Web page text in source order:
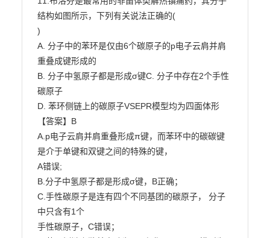
结构如图所示，下列有关说法正确的(
)
A. 分子中的苯环是仅由6个碳原子的p电子云肩并肩
重叠成键形成的
B. 分子中氢原子都是形成σ键C. 分子中存在2个手性
碳原子
D. 苯环侧链上的碳原子VSEPR模型均为四面体形
【答案】B
A.p电子云肩并肩重叠形成π键，而苯环中的碳碳键
是介于单键和双键之间的特殊的键，
A错误;
B.分子中氢原子都是形成σ键，B正确；
C.手性碳原子是连有四个不同基团的碳原子， 分子
中只含有1个
手性碳原子，C错误；